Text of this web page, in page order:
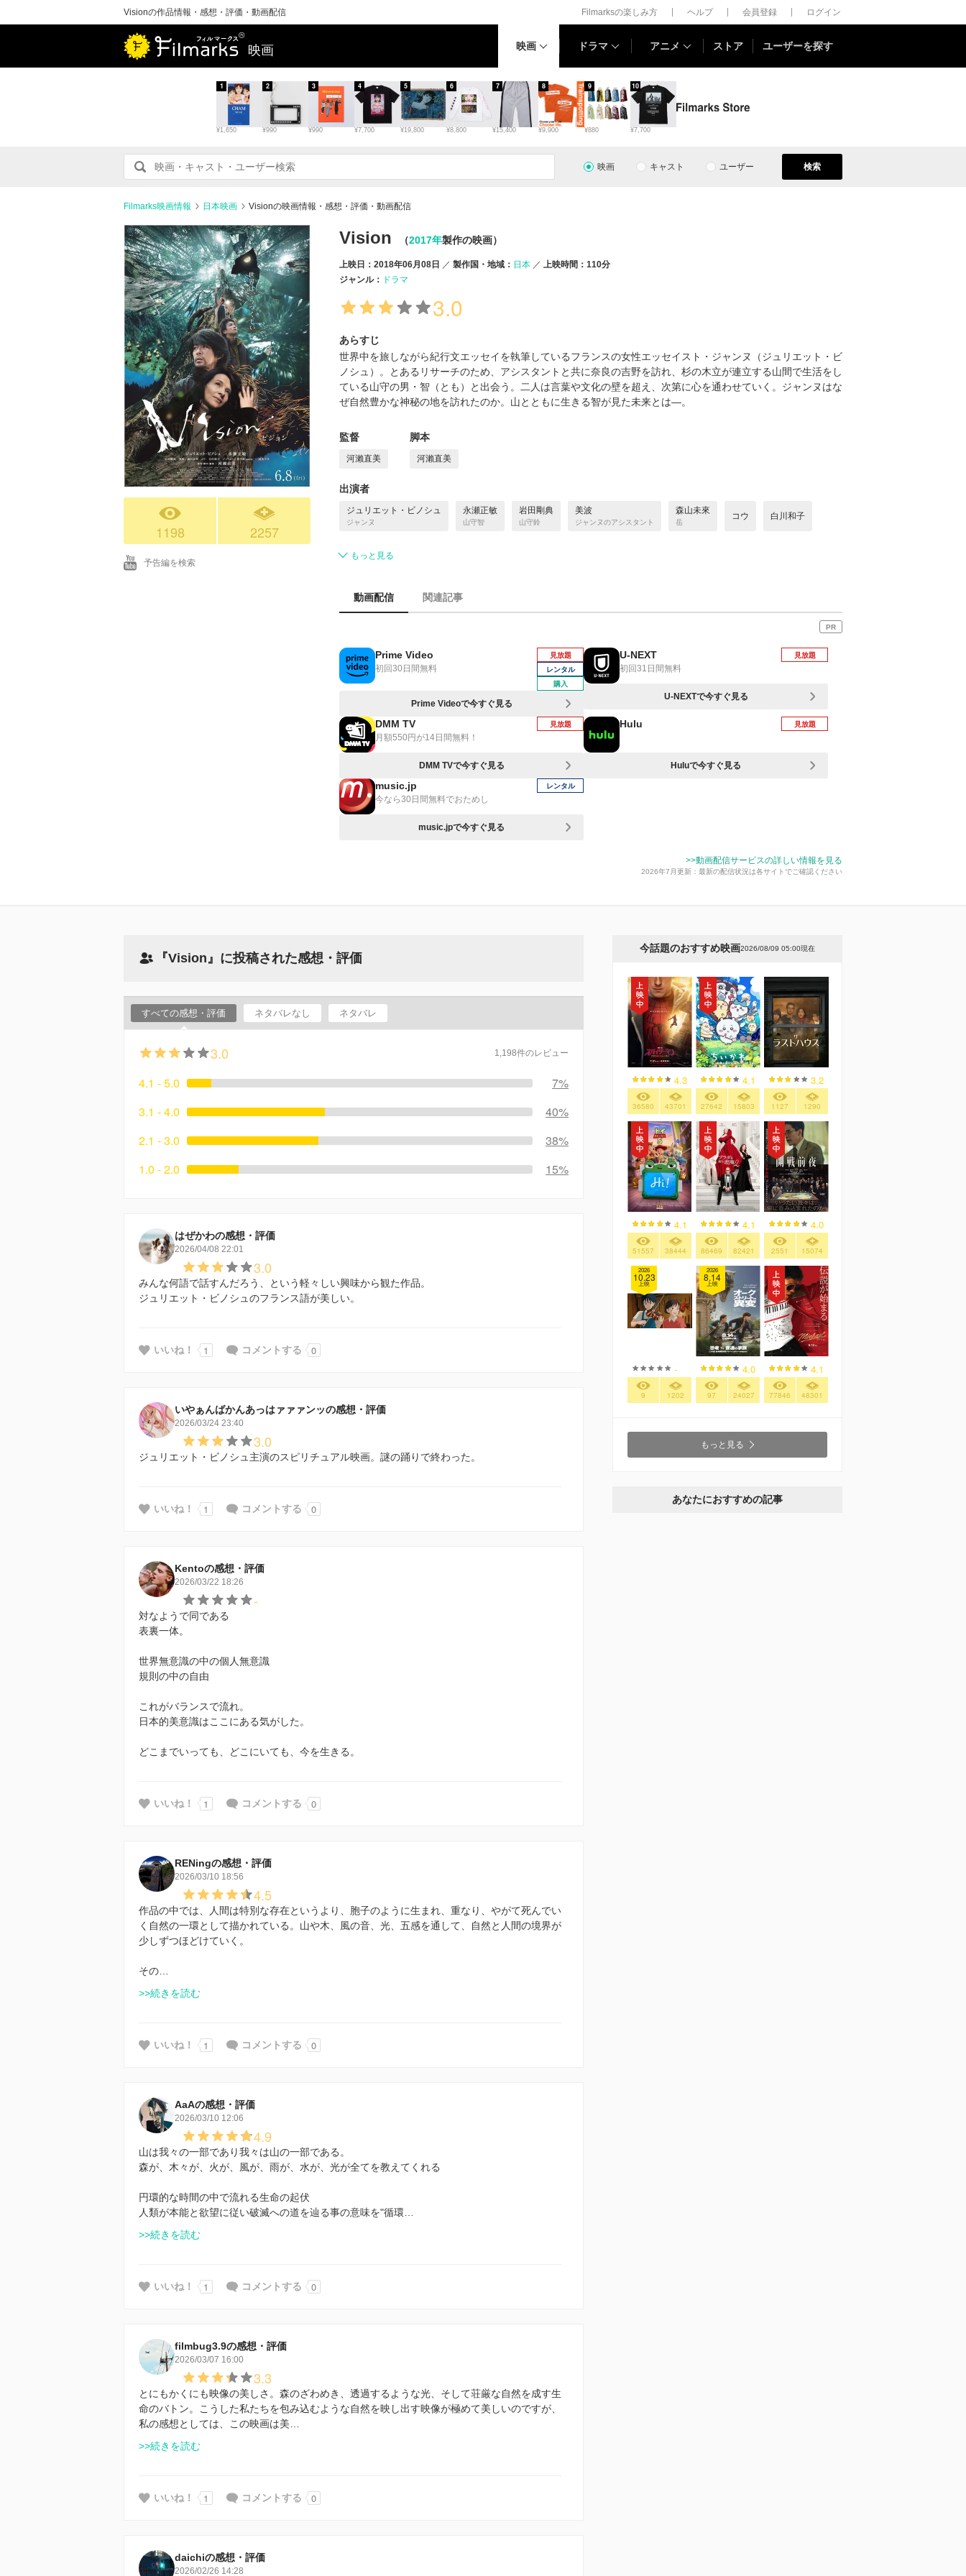
Visionの作品情報・感想・評価・動画配信 Filmarksの楽しみ方 ヘルプ 会員登録 ログイン
映画 映画 ドラマ アニメ ストア ユーザーを探す
¥1,650
1
¥990
2
¥990
3
¥7,700
4
¥19,800
5
¥8,800
6
¥15,400
7
¥9,900
8
¥880
9
¥7,700
10
映画 キャスト ユーザー 検索
Filmarks映画情報 日本映画 Visionの映画情報・感想・評価・動画配信
1198 2257
予告編を検索
Vision （2017年製作の映画）
上映日：2018年06月08日 製作国・地域： 日本
上映時間：110分
ジャンル： ドラマ
3.0
あらすじ
世界中を旅しながら紀行文エッセイを執筆しているフランスの女性エッセイスト・ジャンヌ（ジュリエット・ビ
ノシュ）。とあるリサーチのため、アシスタントと共に奈良の吉野を訪れ、杉の木立が連立する山間で生活をし
ている山守の男・智（とも）と出会う。二人は言葉や文化の壁を超え、次第に心を通わせていく。ジャンヌはな
ぜ自然豊かな神秘の地を訪れたのか。山とともに生きる智が見た未来とは―。
監督
河瀨直美
脚本
河瀨直美
出演者
ジュリエット・ビノシュ
ジャンヌ
永瀬正敏
山守智
岩田剛典
山守鈴
美波
ジャンヌのアシスタント
森山未來
岳
コウ 白川和子
もっと見る
動画配信 関連記事
PR
Prime Video
初回30日間無料
見放題
レンタル
購入
Prime Videoで今すぐ見る
U-NEXT
初回31日間無料
見放題
U-NEXTで今すぐ見る
DMM TV
月額550円が14日間無料！
見放題
DMM TVで今すぐ見る
Hulu 見放題
Huluで今すぐ見る
music.jp
今なら30日間無料でおためし
レンタル
music.jpで今すぐ見る
>>動画配信サービスの詳しい情報を見る
2026年7月更新：最新の配信状況は各サイトでご確認ください
『Vision』に投稿された感想・評価
すべての感想・評価 ネタバレなし ネタバレ
3.0 1,198件のレビュー
4.1 - 5.0
7%
3.1 - 4.0
40%
2.1 - 3.0
38%
1.0 - 2.0
15%
はぜかわの感想・評価
2026/04/08 22:01
3.0
みんな何語で話すんだろう、という軽々しい興味から観た作品。
ジュリエット・ビノシュのフランス語が美しい。
いいね！ 1 コメントする 0
いやぁんばかんあっはァァァンッの感想・評価
2026/03/24 23:40
3.0
ジュリエット・ビノシュ主演のスピリチュアル映画。謎の踊りで終わった。
いいね！ 1 コメントする 0
Kentoの感想・評価
2026/03/22 18:26
-
対なようで同である
表裏一体。
世界無意識の中の個人無意識
規則の中の自由
これがバランスで流れ。
日本的美意識はここにある気がした。
どこまでいっても、どこにいても、今を生きる。
いいね！ 1 コメントする 0
RENingの感想・評価
2026/03/10 18:56
4.5
作品の中では、人間は特別な存在というより、胞子のように生まれ、重なり、やがて死んでい
く自然の一環として描かれている。山や木、風の音、光、五感を通して、自然と人間の境界が
少しずつほどけていく。
その…
>>続きを読む
いいね！ 1 コメントする 0
AaAの感想・評価
2026/03/10 12:06
4.9
山は我々の一部であり我々は山の一部である。
森が、木々が、火が、風が、雨が、水が、光が全てを教えてくれる
円環的な時間の中で流れる生命の起伏
人類が本能と欲望に従い破滅への道を辿る事の意味を"循環…
>>続きを読む
いいね！ 1 コメントする 0
filmbug3.9の感想・評価
2026/03/07 16:00
3.3
とにもかくにも映像の美しさ。森のざわめき、透過するような光、そして荘厳な自然を成す生
命のバトン。こうした私たちを包み込むような自然を映し出す映像が極めて美しいのですが、
私の感想としては、この映画は美…
>>続きを読む
いいね！ 1 コメントする 0
daichiの感想・評価
2026/02/26 14:28
今話題のおすすめ映画2026/08/09 05:00現在
4.3
36580 43701
4.1
27642 15803
3.2
1127 1290
4.1
51557 38444
4.1
86469 82421
4.0
2551 15074
2026
10.23
上映
-
9 1202
2026
8.14
上映
4.0
97 24027
4.1
77846 48301
もっと見る
あなたにおすすめの記事